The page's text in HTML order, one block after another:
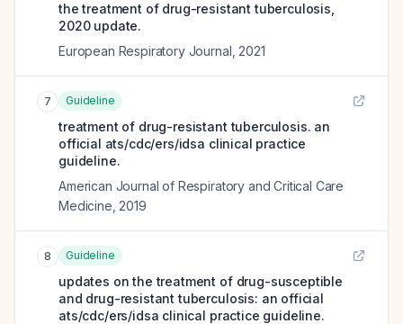
the treatment of drug-resistant tuberculosis,
2020 update.
European Respiratory Journal 2021
7 Guideline
treatment of drug-resistant tuberculosis. an
official ats/cdc/ers/idsa clinical practice
guideline.
American Journal of Respiratory and Critical Care
Medicine 2019
8 Guideline
updates on the treatment of drug-susceptible
and drug-resistant tuberculosis: an official
ats/cdc/ers/idsa clinical practice guideline.